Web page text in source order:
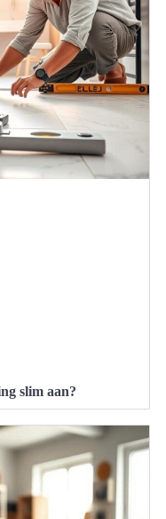
slim aan?